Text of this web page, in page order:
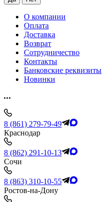
О компании
Оплата
Доставка
Возврат
Сотрудничество
Контакты
Банковские реквизиты
Новинки
8 (861) 279-79-49
Краснодар
8 (862) 291-10-13
Сочи
8 (863) 310-10-55
Ростов-на-Дону